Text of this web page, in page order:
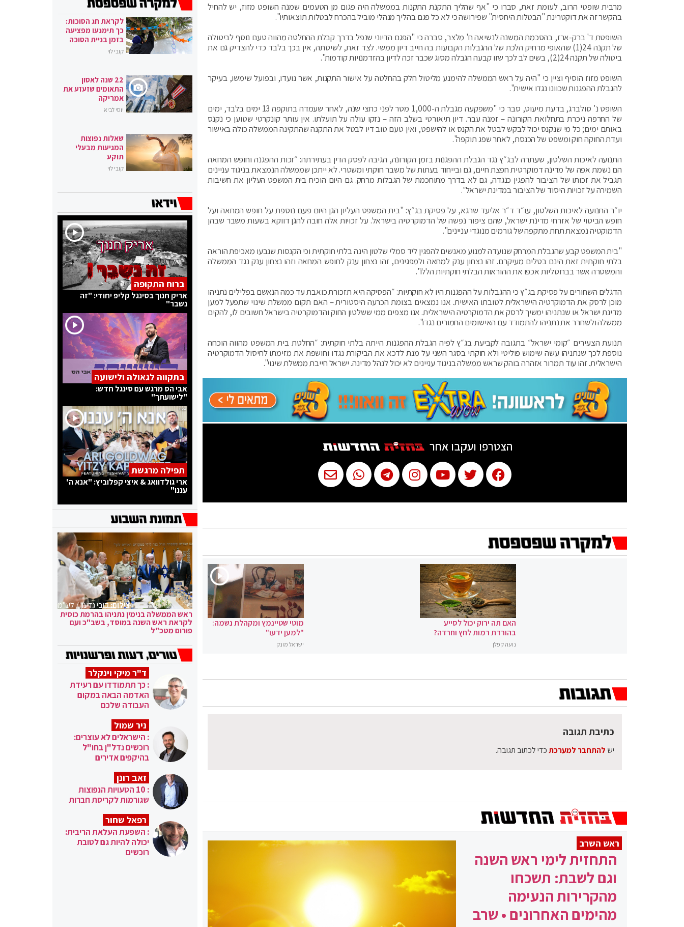
מרבית שופטי הרוב, לעומת זאת, סברו כי "אף שהליך התקנת התקנות בממשלה היה פגום מן הטעמים שמנה השופט מזוז, יש להחיל
בהקשר זה את דוקטרינת "הבטלות היחסית" שפירושה כי לא כל פגם בהליך מנהלי מוביל בהכרח לבטלות תוצאותיו".
השופטת ד' ברק-ארז, בהסכמת המשנה לנשיאה ח' מלצר, סברה כי "הפגם הדיוני שנפל בדרך קבלת ההחלטה מהווה טעם נוסף לביטולה
של תקנה 24(1) שהאופי מרחיק הלכת של ההגבלות הקבועות בה חייב דיון ממשי. לצד זאת, לשיטתה, אין בכך בלבד כדי להצדיק גם את
ביטולה של תקנה 24(2), בשים לב לכך שזו קבעה הגבלה מסוג שכבר זכה לדיון בהזדמנויות קודמות".
השופט מזוז הוסיף וציין כי "היה על ראש הממשלה להימנע מליטול חלק בהחלטה על אישור התקנות, אשר נועדו, ובפועל שימשו, בעיקר
להגבלת ההפגנות שכוונו נגדו אישית".
השופט נ' סולברג, בדעת מיעוט, סבר כי "משפקעה מגבלת ה-1,000 מטר לפני כחצי שנה, לאחר שעמדה בתוקפה 13 ימים בלבד, ימים
של החרפה ניכרת בתחלואת הקורונה – זמנה עבר. דיון תיאורטי בשלב הזה – נזקו עולה על תועלתו. אין עותר קונקרטי שטוען כי נקנס
באותם ימים; כל מי שנקנס יכול לבקש לבטל את הקנס או להישפט, ואין טעם טוב דיו לבטל את התקנה שהתקינה הממשלה כולה באישור
ועדת החוקה חוק ומשפט של הכנסת, לאחר שפג תוקפה".
התנועה לאיכות השלטון, שעתרה לבג״ץ נגד הגבלת ההפגנות בזמן הקורונה, הגיבה לפסק הדין בעתירתה: ״זכות ההפגנה וחופש המחאה
הם נשמת אפה של מדינה דמוקרטית חפצת חיים, גם ובייחוד בעתות של משבר חוקתי ומשטרי. לא ייתכן שממשלה הנמצאת בניגוד עניינים
תגביל את זכותו של הציבור להפגין כנגדה, גם לא בדרך מתוחכמת של הגבלות מרחק. גם היום הוכיח בית המשפט העליון את חשיבות
השמירה על זכויות היסוד של הציבור במדינת ישראל״.
יו״ר התנועה לאיכות השלטון, עו״ד ד״ר אליעד שרגא, על פסיקת בג״ץ: "בית המשפט העליון הגן היום פעם נוספת על חופש המחאה ועל
חופש הביטוי של אזרחי מדינת ישראל, שהם ציפור נפשה של הדמוקרטיה בישראל. על זכויות אלה חובה להגן דווקא בשעות משבר שבהן
הדמוקטיה נמצאת תחת מתקפה של גורמים מנוגדי עניינים".
"בית המשפט קבע שהגבלת המרחק שנועדה למנוע מאנשים להפגין ליד סמלי שלטון הינה בלתי חוקתית וכי הקנסות שנבעו מאכיפת הוראה
בלתי חוקתית זאת הינם בטלים מעיקרם. זהו נצחון ענק למחאה ולמפגינים, זהו נצחון ענק לחופש המחאה וזהו נצחון ענק נגד הממשלה
והמשטרה אשר בברוטליות אכפו את ההוראות הבלתי חוקתיות הללו".
הדגלים השחורים על פסיקת בג״ץ כי ההגבלות על ההפגנות היו לא חוקתיות: ״הפסיקה היא תזכורת כואבת עד כמה הנאשם בפלילים נתניהו
מוכן לרסק את הדמוקרטיה הישראלית לטובתו האישית. אנו נמצאים בצומת הכרעה היסטורית – האם תקום ממשלת שינוי שתפעל למען
מדינת ישראל או שנתניהו ימשיך לרסק את הדמוקרטיה הישראלית. אנו מצפים ממי ששלטון החוק והדמוקרטיה בישראל חשובים לו, להקים
ממשלה ולשחרר את נתניהו להתמודד עם האישומים החמורים נגדו".
תנועת הצעירים ״קומי ישראל״ בתגובה לקביעת בג״ץ לפיה הגבלת ההפגנות הייתה בלתי חוקתית: ״החלטת בית המשפט מהווה הוכחה
נוספת לכך שנתניהו עשה שימוש פוליטי ולא חוקתי בסגר השני על מנת לדכא את הביקורת נגדו וחושפת את מזימתו לחיסול הדמוקרטיה
הישראלית. זהו עוד תמרור אזהרה בוהק שראש ממשלה בניגוד עניינים לא יכול לנהל מדינה. ישראל חייבת ממשלת שינוי".
הצטרפו ועקבו אחר
האם תה ירוק יכול לסייע
בהורדת רמות לחץ וחרדה?
נועה קפלן
מוטי שטיינמץ ומקהלת נשמה:
"למען ידעו"
ישראל מונק
כתיבת תגובה
יש להתחבר למערכתכדי לכתוב תגובה.
ראש השרב
התחזית לימי ראש השנה
וגם לשבת: תשכחו
מהקרירות הנעימה
מהימים האחרונים • שרב
לקראת חג הסוכות:
כך תימנעו מפציעה
בזמן בניית הסוכה
קובי לוי
22 שנה לאסון
התאומים שזעזע את
אמריקה
יוסי לביא
שאלות נפוצות
המגיעות מבעלי
תוקע
קובי לוי
ברוח התקופה
אריק חנוך בסינגל קליפ יחודי: "זה
נשבר"
בתקווה לגאולה ולישועה
אבי הס מרגש עם סינגל חדש:
"לישועתך"
תפילה מרגשת
ארי גולדוואג & איצי קפלוביץ: "אנא ה'
עננו"
צילום:קובי גדעון / לע"מ
ראש הממשלה בנימין נתניהו בהרמת כוסית
לקראת ראש השנה במוסד, בשב"כ ועם
פורום מטכ"ל
ד"ר מיקי וינקלר
: כך תתמודדו עם רעידת
האדמה הבאה במקום
העבודה שלכם
ניר שמול
: הישראלים לא עוצרים:
רוכשים נדל"ן בחו"ל
בהיקפים אדירים
זאב רונן
: 10 הטעויות הנפוצות
שגורמות לקריסת חברות
רפאל שחור
: השפעת העלאת הריבית:
יכולה להיות גם לטובת
רוכשים